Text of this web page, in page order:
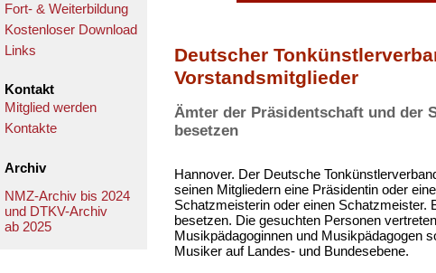
Fort- & Weiterbildung
Kostenloser Download
Links
Kontakt
Mitglied werden
Kontakte
Archiv
NMZ-Archiv bis 2024
und DTKV-Archiv
ab 2025
Deutscher
Vorstandsmitglieder
Ämter der Präsidentschaft und der
besetzen
Hannover. Der Deutsche
seinen Mitgliedern eine Präsidentin oder
Schatzmeisterin oder einen Schatzmeister.
besetzen. Die gesuchten Personen
Musikpädagoginnen und Musikpädagogen
Musiker auf Landes- und Bundesebene.